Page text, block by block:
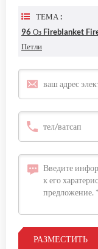
ТЕМА :
96 Оз Fireblanket
Петли